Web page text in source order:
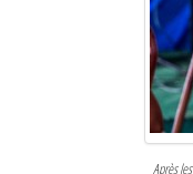
Après